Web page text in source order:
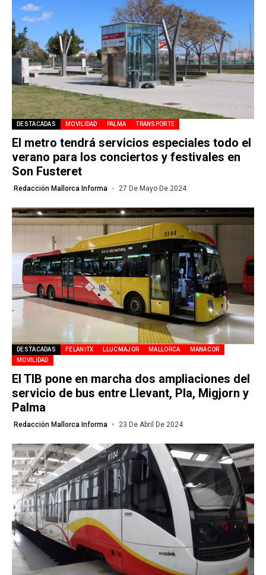
DESTACADAS MOVILIDAD PALMA TRANSPORTE
El metro tendrá servicios especiales todo el
verano para los conciertos y festivales en
Son Fusteret
Redacción Mallorca Informa 27 De Mayo De 2024
DESTACADAS FELANITX LLUCMAJOR MALLORCA
MANACOR
MOVILIDAD
El TIB pone en marcha dos ampliaciones del
servicio de bus entre Llevant, Pla, Migjorn y
Palma
Redacción Mallorca Informa 23 De Abril De 2024